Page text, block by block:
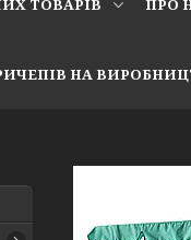
ТОВАРІВ ПРО
НА